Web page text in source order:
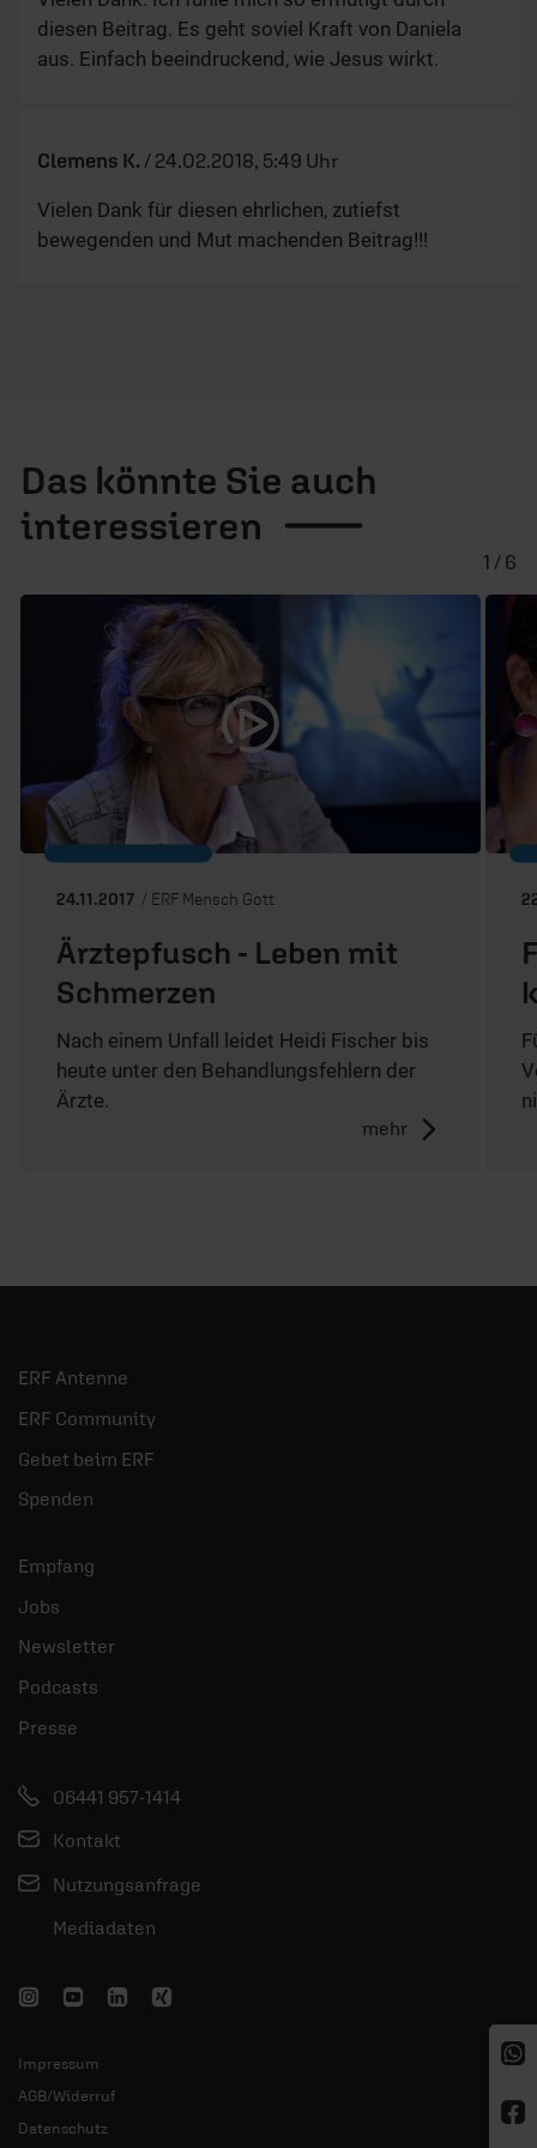
diesen Beitrag. Es geht soviel Kraft von Daniela
aus. Einfach beeindruckend, wie Jesus wirkt.
Clemens K. / 24.02.2018, 5:49 Uhr
Vielen Dank für diesen ehrlichen, zutiefst
bewegenden und Mut machenden Beitrag!!!
Das könnte Sie auch
interessieren
24.11.2017 / ERF Mensch Gott
Ärztepfusch - Leben mit
Schmerzen
Nach einem Unfall leidet Heidi Fischer bis
heute unter den Behandlungsfehlern der
Ärzte.
mehr
1 / 6
ERF Antenne
ERF Community
Gebet beim ERF
Spenden
Empfang
Jobs
Newsletter
Podcasts
Presse
06441 957-1414
Kontakt
Nutzungsanfrage
Mediadaten
Impressum
AGB/Widerruf
Datenschutz